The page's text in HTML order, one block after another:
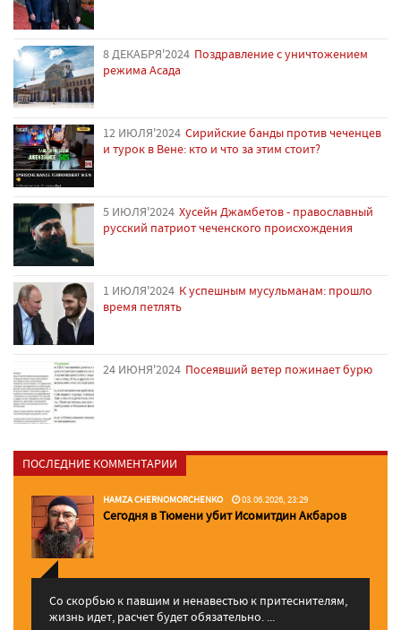
8 ДЕКАБРЯ'2024 Поздравление с уничтожением
режима Асада
12 ИЮЛЯ'2024 Сирийские банды против чеченцев
и турок в Вене: кто и что за этим стоит?
5 ИЮЛЯ'2024 Хусейн Джамбетов - православный
русский патриот чеченского происхождения
1 ИЮЛЯ'2024 К успешным мусульманам: прошло
время петлять
24 ИЮНЯ'2024 Посеявший ветер пожинает бурю
ПОСЛЕДНИЕ КОММЕНТАРИИ
HAMZA CHERNOMORCHENKO 03.06.2026, 23:29
Сегодня в Тюмени убит Исомитдин Акбаров
Со скорбью к павшим и ненавестью к притеснителям,
жизнь идет, расчет будет обязательно. ...